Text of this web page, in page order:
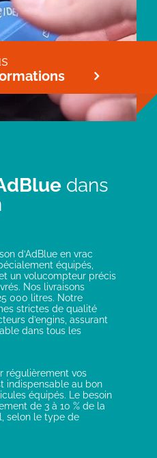
dans
d’AdBlue en vrac
équipés,
un volucompteur précis
Nos livraisons
000 litres. Notre
strictes de qualité
d’engins, assurant
dans tous les
régulièrement vos
indispensable au bon
équipés. Le besoin
de 3 à 10 % de la
selon le type de